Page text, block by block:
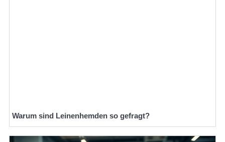
Warum sind Leinenhemden so gefragt?